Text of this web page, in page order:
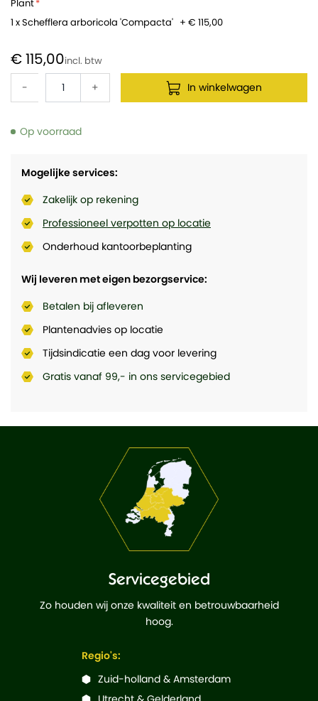
Mogelijke services:
Zakelijk op rekening
Professioneel verpotten op locatie
Onderhoud kantoorbeplanting
Wij leveren met eigen bezorgservice:
Betalen bij afleveren
Plantenadvies op locatie
Tijdsindicatie een dag voor levering
Gratis vanaf 99,- in ons servicegebied
Op voorraad
Plant
1 x Schefflera arboricola 'Compacta' + € 115,00
€ 115,00
- + In winkelwagen
Servicegebied
Zo houden wij onze kwaliteit en betrouwbaarheid
hoog.
Regio's:
Zuid-holland & Amsterdam